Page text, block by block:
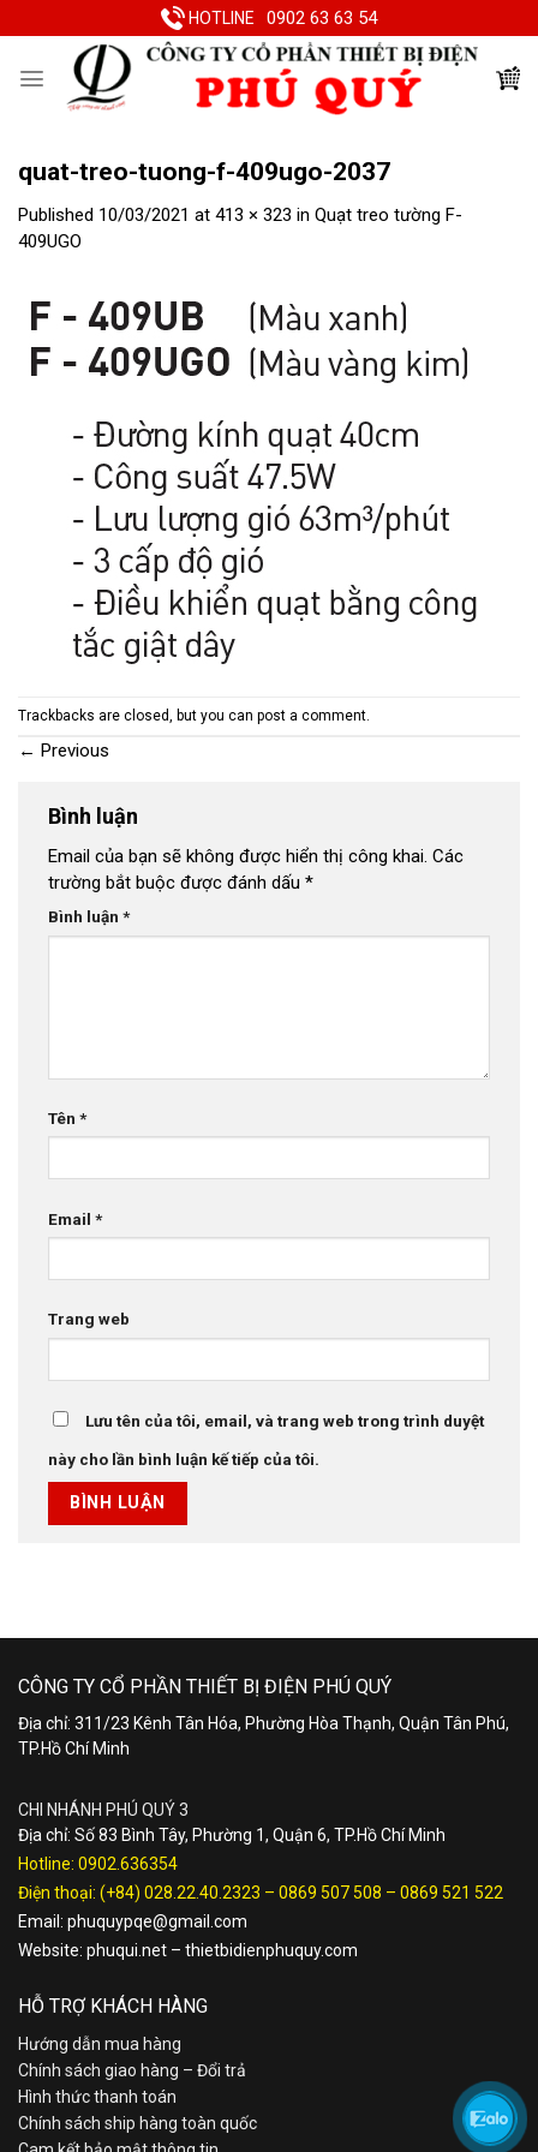
to
HOTLINE 0902 63 63 54
quat-treo-tuong-f-409ugo-2037
Published 10/03/2021 at 413 × 323 in Quạt treo tường F-
409UGO
Trackbacks are closed, but you can post a comment
← Previous
Bình luận
Email của bạn sẽ không được hiển thị công khai. Các
trường bắt buộc được đánh dấu *
Bình luận *
Tên *
Email *
Trang web
Lưu tên của tôi, email, và trang web trong trình duyệt
này cho lần bình luận kế tiếp của tôi.
CÔNG TY CỔ PHẦN THIẾT BỊ ĐIỆN PHÚ QUÝ
Địa chỉ: 311/23 Kênh Tân Hóa, Phường Hòa Thạnh, Quận Tân Phú,
TP.Hồ Chí Minh
CHI NHÁNH PHÚ QUÝ 3
Địa chỉ: Số 83 Bình Tây, Phường 1, Quận 6, TP.Hồ Chí Minh
Hotline: 0902.636354
Điện thoại: (+84) 028.22.40.2323 – 0869 507 508 – 0869 521 522
Email: phuquypqe@gmail.com
Website: phuqui.net – thietbidienphuquy.com
HỖ TRỢ KHÁCH HÀNG
Hướng dẫn mua hàng
Chính sách giao hàng – Đổi trả
Hình thức thanh toán
Chính sách ship hàng toàn quốc